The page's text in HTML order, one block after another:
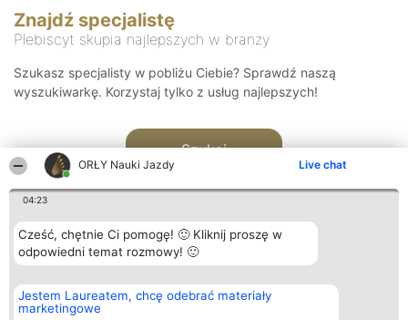
ORŁY Nauki Jazdy Live chat
04:23
Cześć, chętnie Ci pomogę! 🙂 Kliknij proszę w
odpowiedni temat rozmowy! 🙂
Jestem Laureatem, chcę odebrać materiały
marketingowe
Znajdź specjalistę
Plebiscyt skupia najlepszych w branży
Szukasz specjalisty w pobliżu Ciebie? Sprawdź naszą
wyszukiwarkę. Korzystaj tylko z usług najlepszych!
Szukaj
Organizator plebiscytu
Bright Side Solutions sp. z o.
o. sp. k.
Plebiscyt
Laureaci
Kontakt
Kontakt